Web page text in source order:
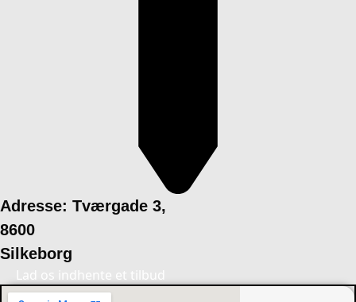
Adresse: Tværgade 3,
8600
Silkeborg
Lad os indhente et tilbud